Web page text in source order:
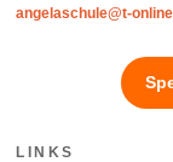
angelaschule@t-
LINKS